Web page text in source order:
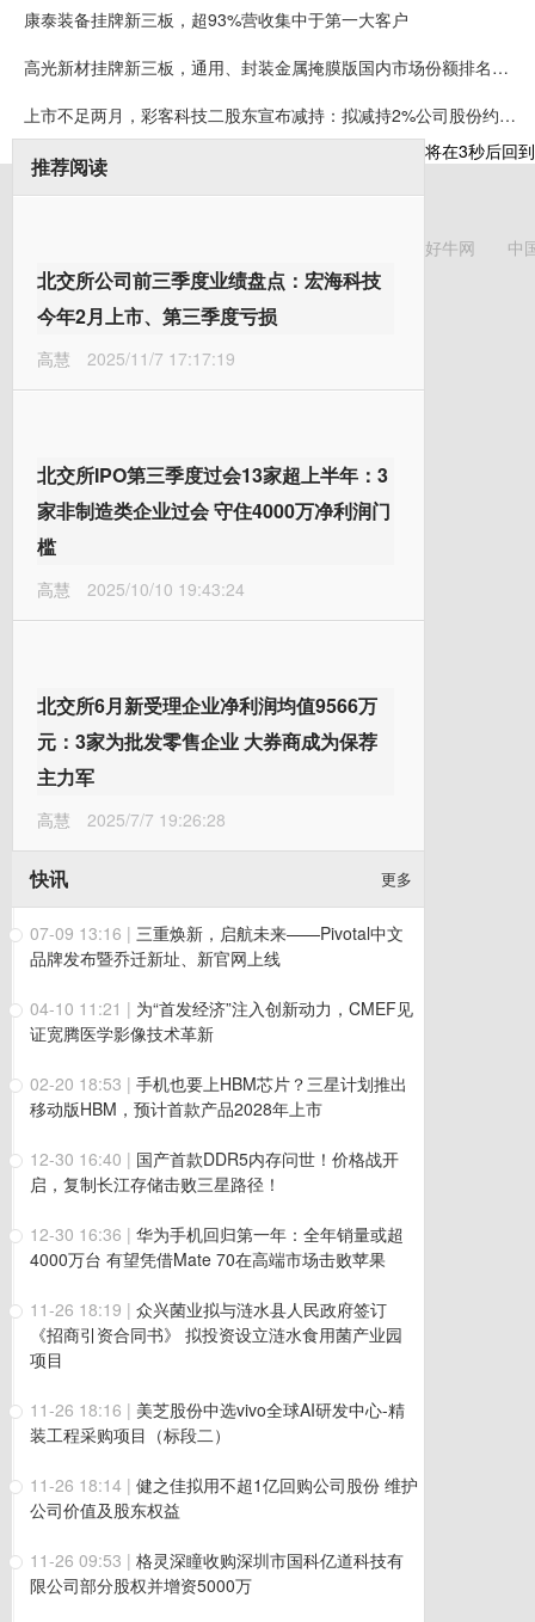
康泰装备挂牌新三板，超93%营收集中于第一大客户
高光新材挂牌新三板，通用、封装金属掩膜版国内市场份额排名第一
上市不足两月，彩客科技二股东宣布减持：拟减持2%公司股份约可套现5008万元
推荐阅读
北交所公司前三季度业绩盘点：宏海科技
今年2月上市、第三季度亏损
高慧 2025/11/7 17:17:19
北交所IPO第三季度过会13家超上半年：3
家非制造类企业过会 守住4000万净利润门
槛
高慧 2025/10/10 19:43:24
北交所6月新受理企业净利润均值9566万
元：3家为批发零售企业 大券商成为保荐
主力军
高慧 2025/7/7 19:26:28
快讯 更多
07-09 13:16 | 三重焕新，启航未来——Pivotal中文
品牌发布暨乔迁新址、新官网上线
04-10 11:21 | 为“首发经济”注入创新动力，CMEF见
证宽腾医学影像技术革新
02-20 18:53 | 手机也要上HBM芯片？三星计划推出
移动版HBM，预计首款产品2028年上市
12-30 16:40 | 国产首款DDR5内存问世！价格战开
启，复制长江存储击败三星路径！
12-30 16:36 | 华为手机回归第一年：全年销量或超
4000万台 有望凭借Mate 70在高端市场击败苹果
11-26 18:19 | 众兴菌业拟与涟水县人民政府签订
《招商引资合同书》 拟投资设立涟水食用菌产业园
项目
11-26 18:16 | 美芝股份中选vivo全球AI研发中心-精
装工程采购项目（标段二）
11-26 18:14 | 健之佳拟用不超1亿回购公司股份 维护
公司价值及股东权益
11-26 09:53 | 格灵深瞳收购深圳市国科亿道科技有
限公司部分股权并增资5000万
将在3秒后回
好牛网 中